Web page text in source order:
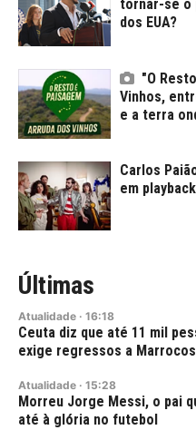
tornar-se o
dos EUA?
"O
Vinhos,
e a terra
Carlos
em playback
Últimas
Atualidade · 16:18
Ceuta diz que até 11 mil
exige regressos a Marrocos
Atualidade · 15:28
Morreu Jorge Messi, o pai
até à glória no futebol